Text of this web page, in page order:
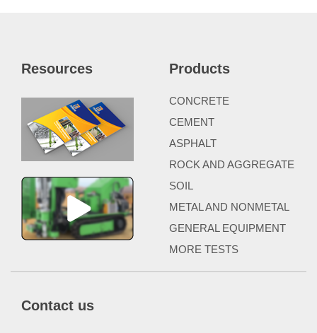
Resources Products
CONCRETE
CEMENT
ASPHALT
ROCK AND AGGREGATE
SOIL
METAL AND NONMETAL
GENERAL EQUIPMENT
MORE TESTS
Contact us